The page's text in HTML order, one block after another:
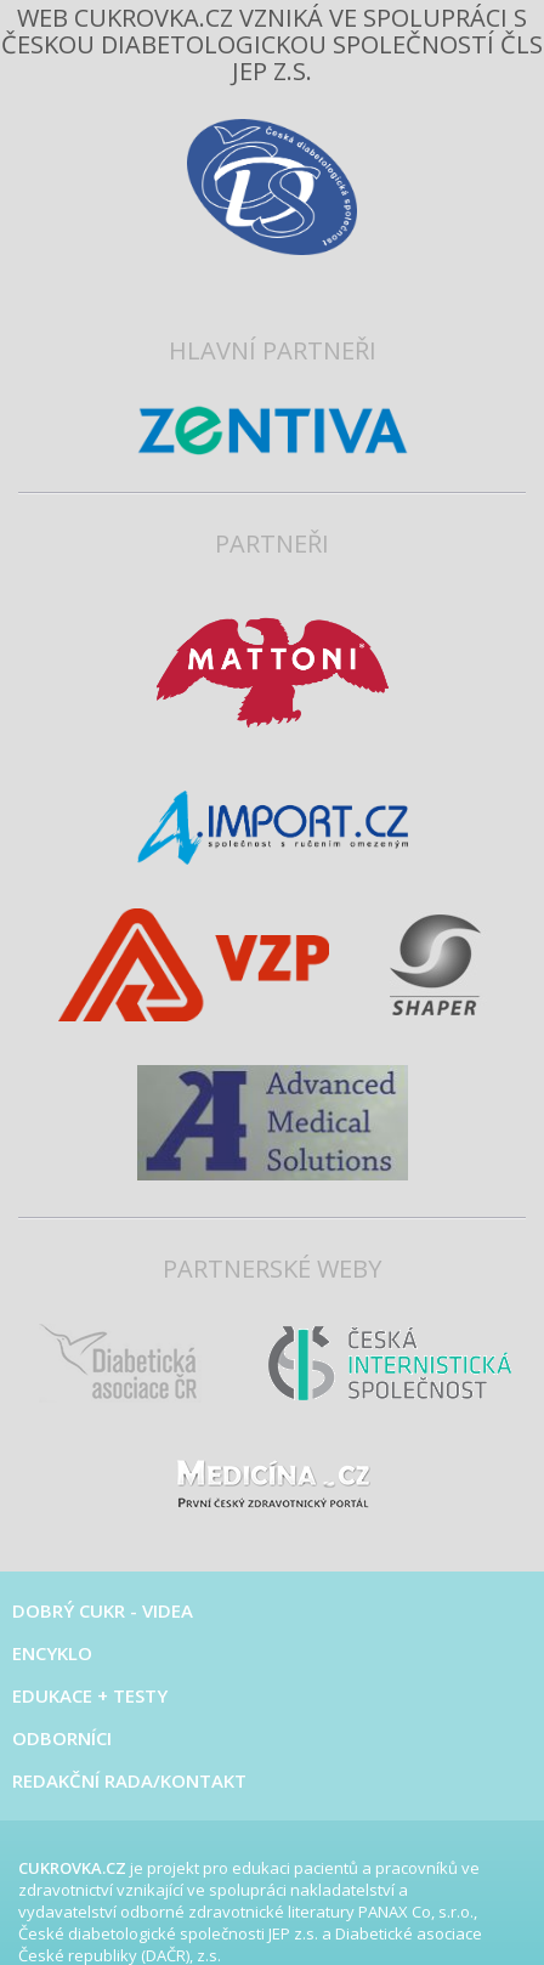
WEB CUKROVKA.CZ VZNIKÁ VE SPOLUPRÁCI S
ČESKOU DIABETOLOGICKOU SPOLEČNOSTÍ ČLS
JEP Z.S.
HLAVNÍ PARTNEŘI
PARTNEŘI
PARTNERSKÉ WEBY
DOBRÝ CUKR - VIDEA
ENCYKLO
EDUKACE + TESTY
ODBORNÍCI
REDAKČNÍ RADA/KONTAKT
CUKROVKA.CZ je projekt pro edukaci pacientů a pracovníků ve
zdravotnictví vznikající ve spolupráci nakladatelství a
vydavatelství odborné zdravotnické literatury PANAX Co, s.r.o.,
České diabetologické společnosti JEP z.s. a Diabetické asociace
České republiky (DAČR), z.s.